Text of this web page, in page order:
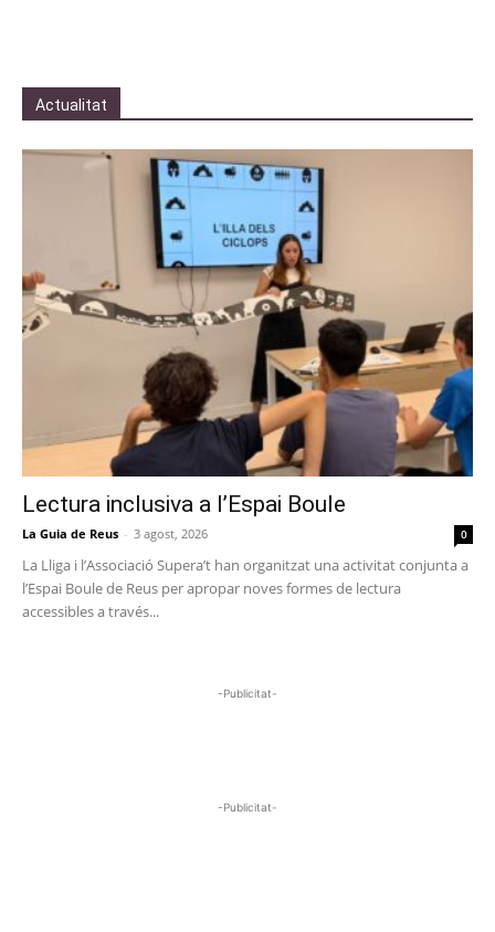
Actualitat
Lectura inclusiva a l’Espai Boule
La Guia de Reus - 3 agost, 2026 0
La Lliga i l’Associació Supera’t han organitzat una activitat conjunta a
l’Espai Boule de Reus per apropar noves formes de lectura
accessibles a través...
-Publicitat-
-Publicitat-